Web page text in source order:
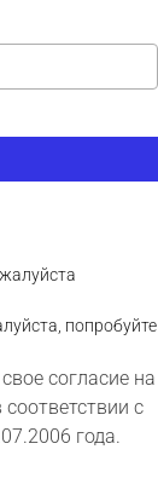
попробуйте
согласие на
с
года.